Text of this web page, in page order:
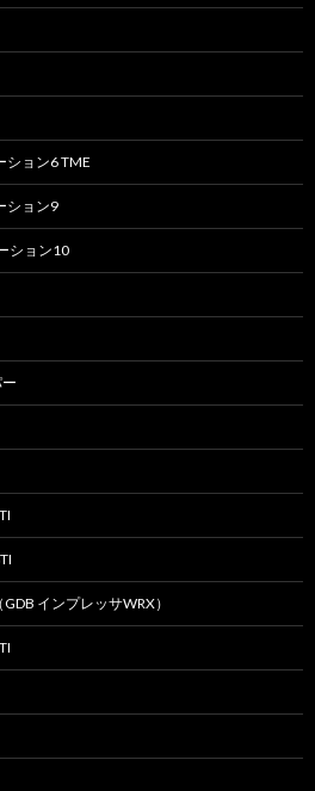
ション6 TME
ション9
ション10
インプレッサWRX）